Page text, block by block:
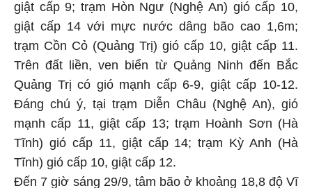
giật cấp 9; trạm Hòn Ngư (Nghệ An) gió cấp 10,
giật cấp 14 với mực nước dâng bão cao 1,6m;
trạm Cồn Cỏ (Quảng Trị) gió cấp 10, giật cấp 11.
Trên đất liền, ven biển từ Quảng Ninh đến Bắc
Quảng Trị có gió mạnh cấp 6-9, giật cấp 10-12.
Đáng chú ý, tại trạm Diễn Châu (Nghệ An), gió
mạnh cấp 11, giật cấp 13; trạm Hoành Sơn (Hà
Tĩnh) gió cấp 11, giật cấp 14; trạm Kỳ Anh (Hà
Tĩnh) gió cấp 10, giật cấp 12.
Đến 7 giờ sáng 29/9, tâm bão ở khoảng 18,8 độ Vĩ